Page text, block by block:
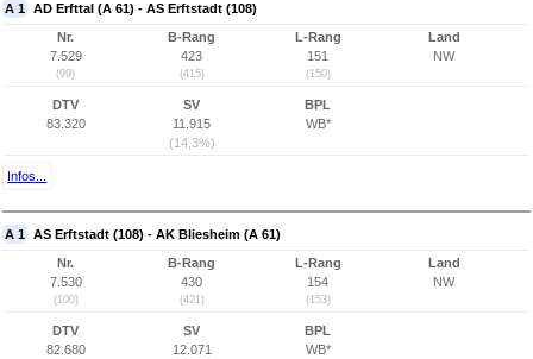
A 1 AD Erfttal (A 61) - AS Erftstadt (108)
Nr.
7.529
(99)
B-Rang
423
(415)
L-Rang
151
(150)
Land
NW
DTV
83.320
SV
11.915
(14,3%)
BPL
WB*
Infos...
A 1 AS Erftstadt (108) - AK Bliesheim (A 61)
Nr.
7.530
(100)
B-Rang
430
(421)
L-Rang
154
(153)
Land
NW
DTV
82.680
SV
12.071
BPL
WB*